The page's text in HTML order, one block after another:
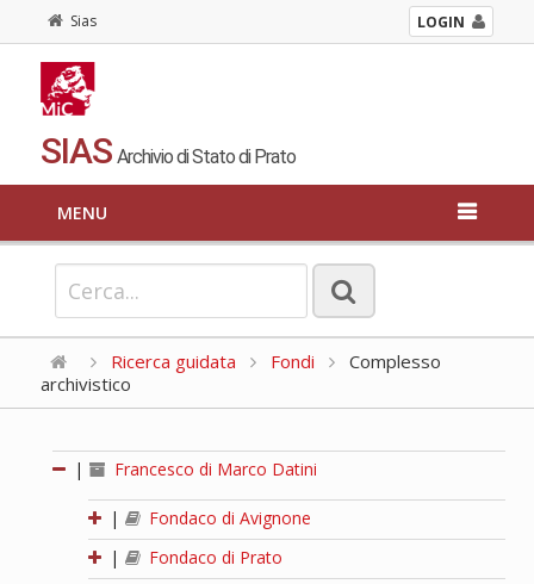
Sias LOGIN
SIAS Archivio di Stato di Prato
MENU
Ricerca guidata Fondi
Complesso
archivistico
| Francesco di Marco Datini
|
Fondaco di Avignone
|
Fondaco di Prato